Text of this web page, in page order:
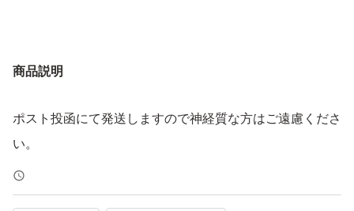
商品説明
ポスト投函にて発送しますので神経質な方はご遠慮くださ
い。